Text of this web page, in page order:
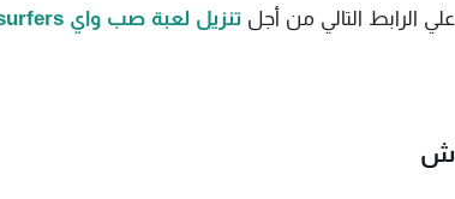
الرابط التالي من أجل تنزيل لعبة صب واي subway surfers